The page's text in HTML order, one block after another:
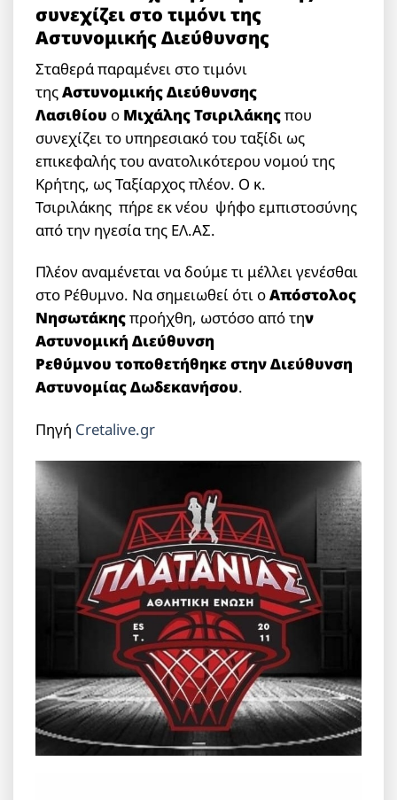
συνεχίζει στο τιμόνι της
Αστυνομικής Διεύθυνσης
Σταθερά παραμένει στο τιμόνι
τηςΑστυνομικής Διεύθυνσης
Λασιθίου ο Μιχάλης Τσιριλάκηςπου
συνεχίζει το υπηρεσιακό του ταξίδι ως
επικεφαλής του ανατολικότερου νομού της
Κρήτης, ως Ταξίαρχος πλέον. Ο κ.
Τσιριλάκης πήρε εκ νέου ψήφο εμπιστοσύνης
από την ηγεσία της ΕΛ.ΑΣ.
Πλέον αναμένεται να δούμε τι μέλλει γενέσθαι
στο Ρέθυμνο. Να σημειωθεί ότι οΑπόστολος
Νησωτάκηςπροήχθη, ωστόσο από την
Αστυνομική Διεύθυνση
Ρεθύμνου τοποθετήθηκε στην Διεύθυνση
Αστυνομίας Δωδεκανήσου.
Πηγή Cretalive.gr